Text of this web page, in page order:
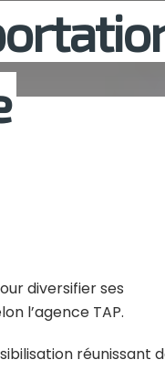
diversifier ses
l’agence TAP.
réunissant